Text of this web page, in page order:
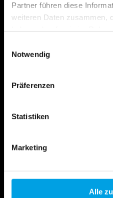
Partner führen diese
weiteren Daten zusammen,
Notwendig
Präferenzen
Statistiken
Marketing
Alle
+49